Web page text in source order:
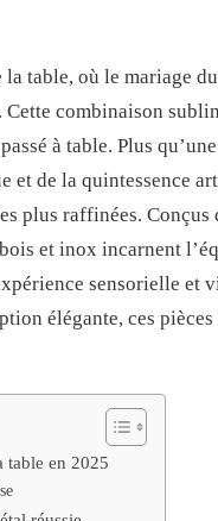
table, où le mariage
combinaison
à table. Plus
et de la quintessence
plus raffinées. Conçus
et inox incarnent
sensorielle et
élégante, ces
table en 2025